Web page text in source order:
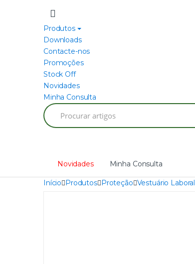
Produtos
Downloads
Contacte-nos
Promoções
Stock Off
Novidades
Minha Consulta
Search
for:
Novidades Minha Consulta
Início Produtos Proteção Vestuário Laboral